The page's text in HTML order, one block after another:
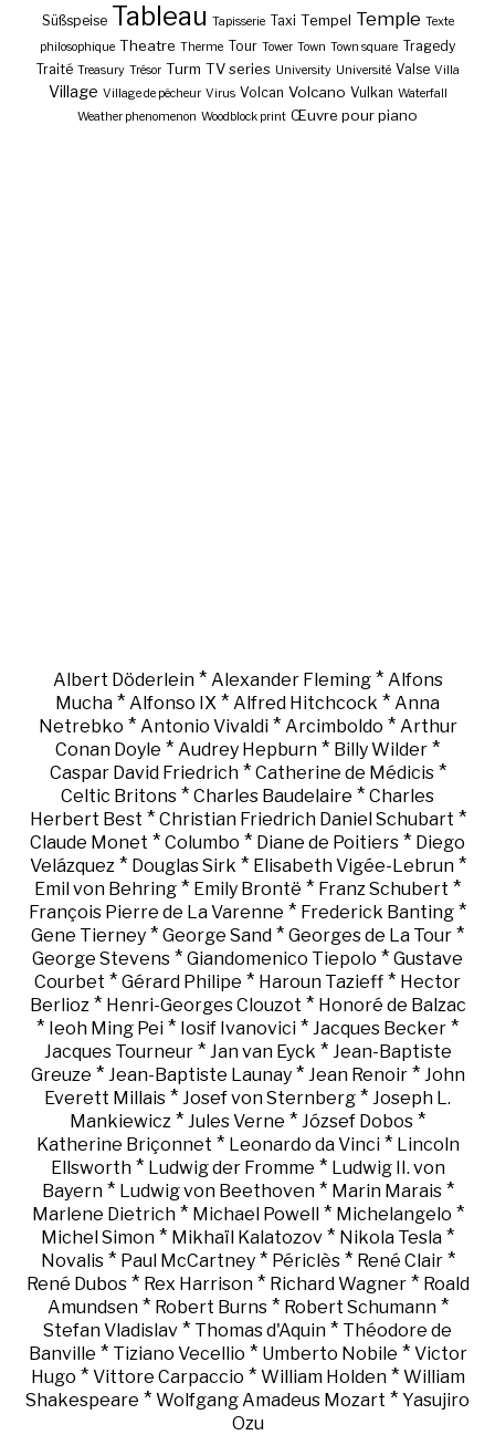
Süßspeise Tableau Tapisserie Taxi Tempel Temple Texte
philosophique Theatre Therme Tour Tower Town Town square Tragedy
Traité Treasury Trésor Turm TV series University Université Valse Villa
Village Village de pêcheur Virus Volcan Volcano Vulkan Waterfall
Weather phenomenon Woodblock print Œuvre pour piano
Albert Döderlein* Alexander Fleming* Alfons
Mucha * Alfonso IX * Alfred Hitchcock * Anna
Netrebko * Antonio Vivaldi* Arcimboldo * Arthur
Conan Doyle * Audrey Hepburn * Billy Wilder *
Caspar David Friedrich* Catherine de Médicis*
Celtic Britons * Charles Baudelaire * Charles
Herbert Best * Christian Friedrich Daniel Schubart *
Claude Monet * Columbo * Diane de Poitiers * Diego
Velázquez * Douglas Sirk * Elisabeth Vigée-Lebrun*
Emil von Behring * Emily Brontë * Franz Schubert *
François Pierre de La Varenne * Frederick Banting *
Gene Tierney * George Sand * Georges de La Tour *
George Stevens * Giandomenico Tiepolo * Gustave
Courbet * Gérard Philipe * Haroun Tazieff * Hector
Berlioz * Henri-Georges Clouzot * Honoré de Balzac
* Ieoh Ming Pei * Iosif Ivanovici * Jacques Becker *
Jacques Tourneur* Jan van Eyck * Jean-Baptiste
Greuze * Jean-Baptiste Launay* Jean Renoir* John
Everett Millais * Josef von Sternberg * Joseph L.
Mankiewicz * Jules Verne * József Dobos *
Katherine Briçonnet * Leonardo da Vinci* Lincoln
Ellsworth* Ludwig der Fromme * Ludwig II. von
Bayern* Ludwig von Beethoven* Marin Marais*
Marlene Dietrich* Michael Powell* Michelangelo *
Michel Simon * Mikhaïl Kalatozov * Nikola Tesla *
Novalis* Paul McCartney* Périclès* René Clair*
René Dubos* Rex Harrison* Richard Wagner* Roald
Amundsen* Robert Burns* Robert Schumann*
Stefan Vladislav * Thomas d'Aquin * Théodore de
Banville * Tiziano Vecellio * Umberto Nobile * Victor
Hugo * Vittore Carpaccio * William Holden* William
Shakespeare * Wolfgang Amadeus Mozart * Yasujiro
Ozu